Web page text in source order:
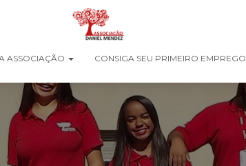
ASSOCIAÇÃO CONSIGA SEU PRIMEIRO EMPREGO